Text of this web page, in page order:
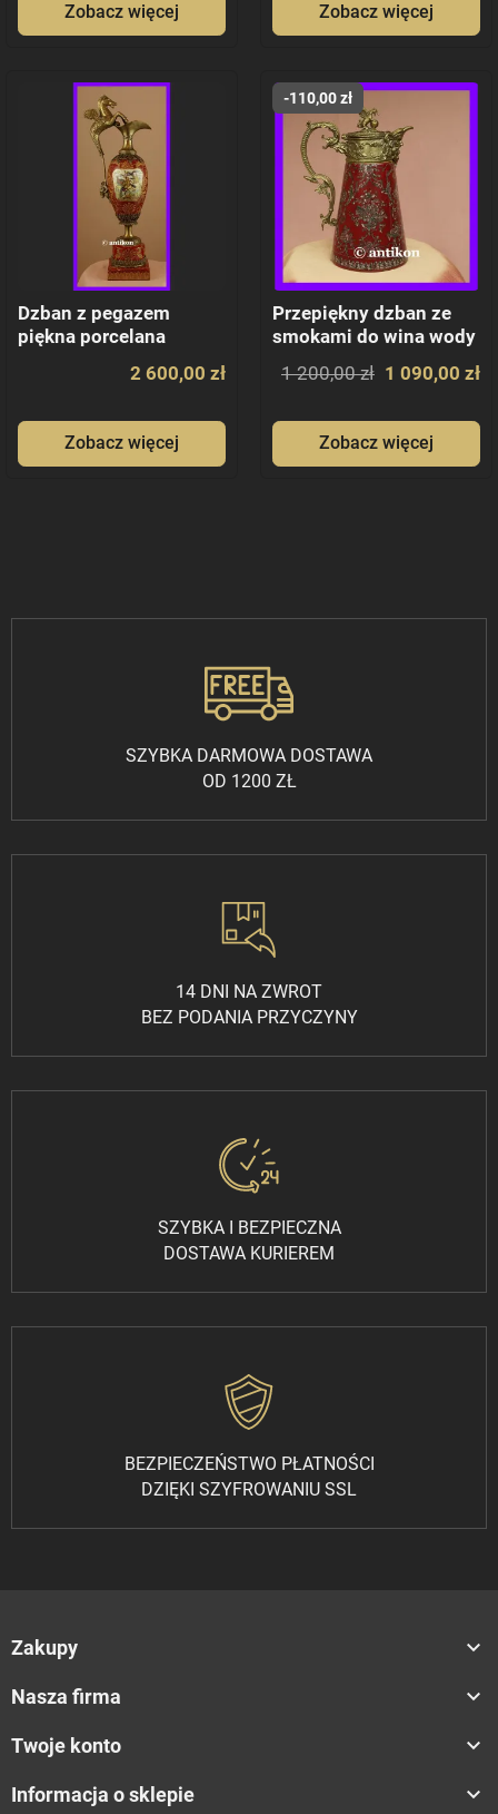
Zobacz więcej Zobacz więcej
Dzban z pegazem
piękna porcelana
2 600,00 zł
Zobacz więcej
-110,00 zł
Przepiękny dzban ze
smokami do wina wody
1 200,00 zł 1 090,00 zł
Zobacz więcej
SZYBKA DARMOWA DOSTAWA
OD 1200 ZŁ
14 DNI NA ZWROT
BEZ PODANIA PRZYCZYNY
SZYBKA I BEZPIECZNA
DOSTAWA KURIEREM
BEZPIECZEŃSTWO PŁATNOŚCI
DZIĘKI SZYFROWANIU SSL
Zakupy 
Nasza firma 
Twoje konto 
Informacja o sklepie 